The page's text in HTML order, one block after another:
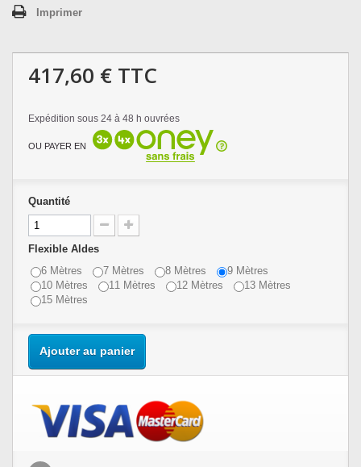
Imprimer
417,60 € TTC
Expédition sous 24 à 48 h ouvrées
OU PAYER EN
Quantité
Flexible Aldes
6 Mètres
7 Mètres 8 Mètres
9 Mètres
10 Mètres
11 Mètres 12 Mètres
13 Mètres
15 Mètres
Ajouter au panier